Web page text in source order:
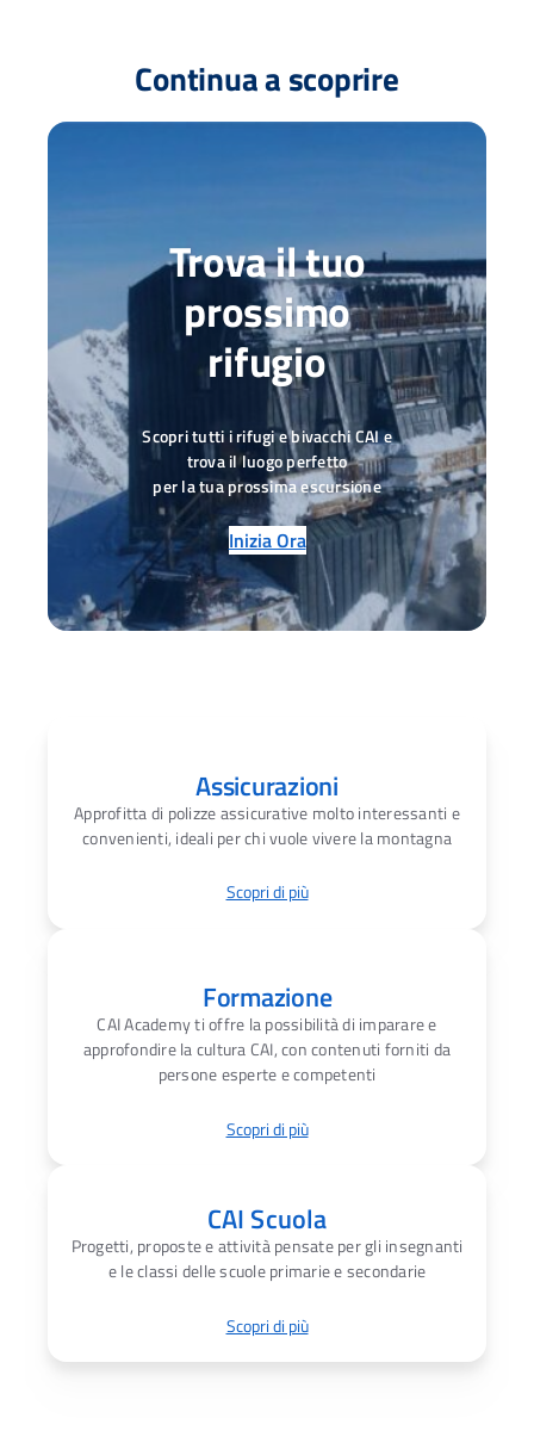
Continua a scoprire
Trova il tuo
prossimo
rifugio
Scopri tutti i rifugi e bivacchi CAI e
trova il luogo perfetto
per la tua prossima escursione
Inizia Ora
Assicurazioni
Approfitta di polizze assicurative molto interessanti e
convenienti, ideali per chi vuole vivere la montagna
Scopri di più
Formazione
CAI Academy ti offre la possibilità di imparare e
approfondire la cultura CAI, con contenuti forniti da
persone esperte e competenti
Scopri di più
CAI Scuola
Progetti, proposte e attività pensate per gli insegnanti
e le classi delle scuole primarie e secondarie
Scopri di più